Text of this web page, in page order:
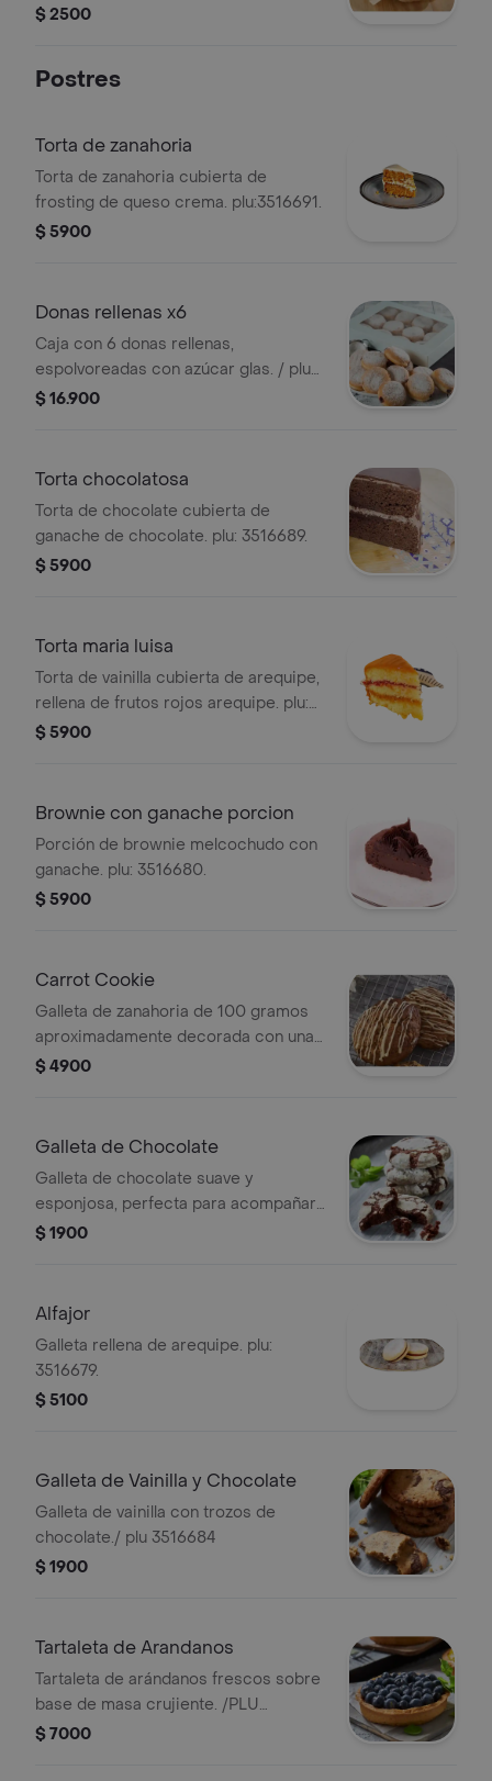
$ 2500
Postres
Torta de zanahoria
Torta de zanahoria cubierta de
frosting de queso crema. plu:3516691.
$ 5900
Donas rellenas x6
Caja con 6 donas rellenas,
espolvoreadas con azúcar glas. / plu
arequipe 3315332 plu bavaria3315333
$ 16.900
Torta chocolatosa
Torta de chocolate cubierta de
ganache de chocolate. plu: 3516689.
$ 5900
Torta maria luisa
Torta de vainilla cubierta de arequipe,
rellena de frutos rojos arequipe. plu:
3516690.
$ 5900
Brownie con ganache porcion
Porción de brownie melcochudo con
ganache. plu: 3516680.
$ 5900
Carrot Cookie
Galleta de zanahoria de 100 gramos
aproximadamente decorada con una
crema de queso. plu: 3516681.
$ 4900
Galleta de Chocolate
Galleta de chocolate suave y
esponjosa, perfecta para acompañar
con café o té. / PLU 3516683
$ 1900
Alfajor
Galleta rellena de arequipe. plu:
3516679.
$ 5100
Galleta de Vainilla y Chocolate
Galleta de vainilla con trozos de
chocolate./ plu 3516684
$ 1900
Tartaleta de Arandanos
Tartaleta de arándanos frescos sobre
base de masa crujiente. /PLU
3516686
$ 7000